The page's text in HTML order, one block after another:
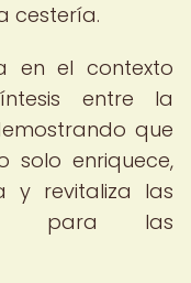
cestería.
en el contexto
entre la
que
solo enriquece,
y revitaliza las
para las